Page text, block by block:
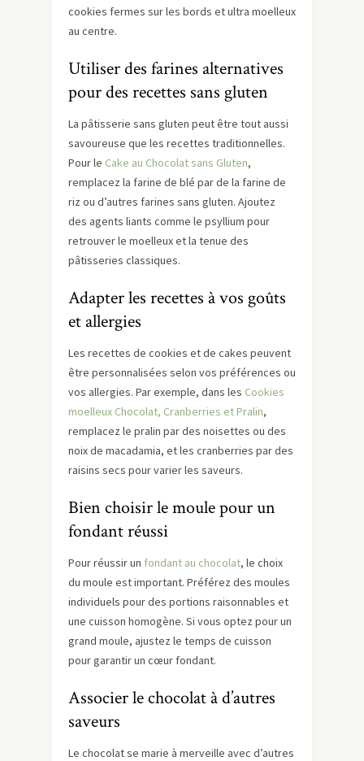
cookies fermes sur les bords et ultra moelleux
au centre.
Utiliser des farines alternatives
pour des recettes sans gluten
La pâtisserie sans gluten peut être tout aussi
savoureuse que les recettes traditionnelles.
Pour le Cake au Chocolat sans Gluten,
remplacez la farine de blé par de la farine de
riz ou d’autres farines sans gluten. Ajoutez
des agents liants comme le psyllium pour
retrouver le moelleux et la tenue des
pâtisseries classiques.
Adapter les recettes à vos goûts
et allergies
Les recettes de cookies et de cakes peuvent
être personnalisées selon vos préférences ou
vos allergies. Par exemple, dans les Cookies
moelleux Chocolat, Cranberries et Pralin,
remplacez le pralin par des noisettes ou des
noix de macadamia, et les cranberries par des
raisins secs pour varier les saveurs.
Bien choisir le moule pour un
fondant réussi
Pour réussir un fondant au chocolat, le choix
du moule est important. Préférez des moules
individuels pour des portions raisonnables et
une cuisson homogène. Si vous optez pour un
grand moule, ajustez le temps de cuisson
pour garantir un cœur fondant.
Associer le chocolat à d’autres
saveurs
Le chocolat se marie à merveille avec d’autres